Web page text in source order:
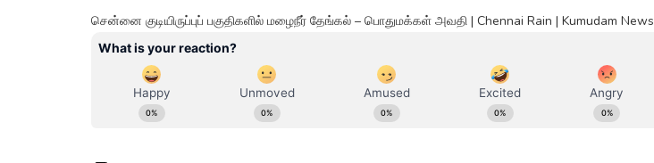
சென்னை குடியிருப்புப் பகுதிகளில் மழைநீர் தேங்கல் – பொதுமக்கள் அவதி | Chennai Rain | Kumudam News